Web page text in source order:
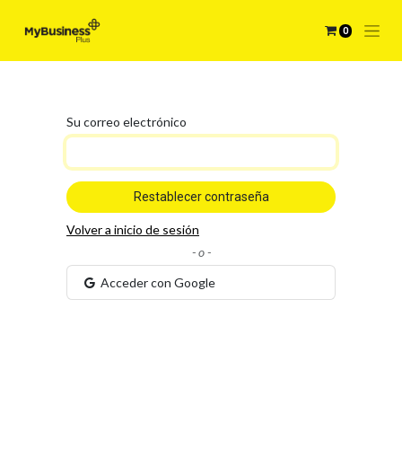
0
Su correo electrónico
Restablecer contraseña
Volver a inicio de sesión
- o -
Acceder con Google